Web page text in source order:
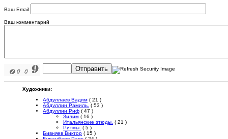
Ваш Email
Ваш комментарий
Отправить
Художники:
Абдуллаев Вадим ( 21 )
Абдуллин Рамиль. ( 53 )
Абдуллин Риф ( 47 )
Зилим ( 16 )
Итальянские этюды. ( 21 )
Ритмы. ( 5 )
Бивняев Виктор ( 15 )